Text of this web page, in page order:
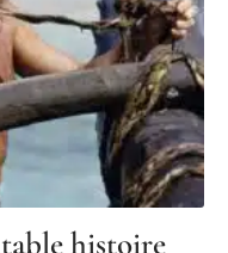
histoire